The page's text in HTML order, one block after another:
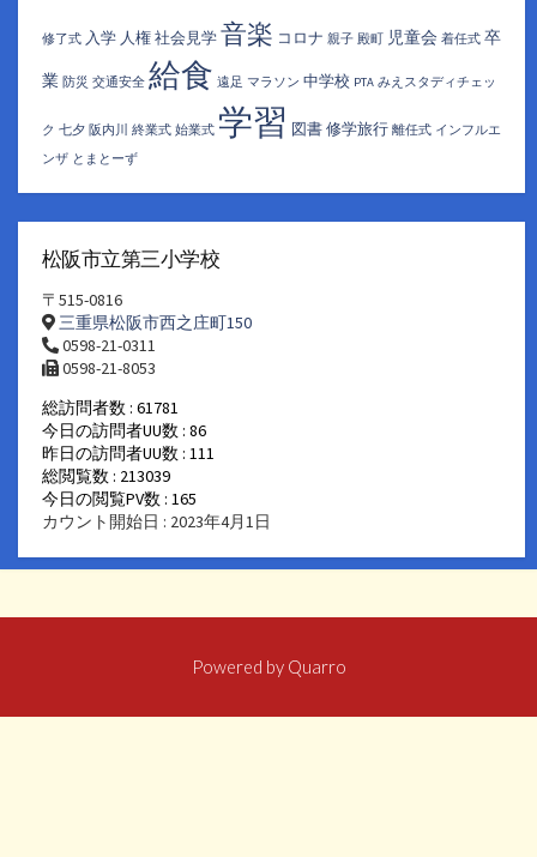
修了式 入学 人権 社会見学 音楽 コロナ 親子 殿町 児童会 着任式 卒
業 防災 交通安全 給食 遠足 マラソン 中学校 PTA みえスタディチェッ
ク 七夕 阪内川 終業式 始業式 学習 図書 修学旅行 離任式 インフルエ
ンザ とまとーず
松阪市立第三小学校
〒515-0816
三重県松阪市西之庄町150
0598-21-0311
0598-21-8053
総訪問者数 : 61781
今日の訪問者UU数 : 86
昨日の訪問者UU数 : 111
総閲覧数 : 213039
今日の閲覧PV数 : 165
カウント開始日 : 2023年4月1日
Powered by Quarro